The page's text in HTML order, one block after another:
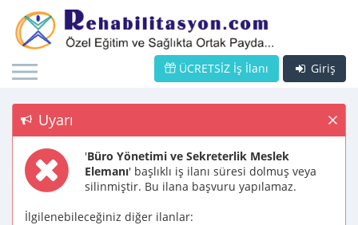
Giriş
ÜCRETSİZ İş İlanı
Uyarı
'Büro Yönetimi ve Sekreterlik Meslek
Elemanı' başlıklı iş ilanı süresi dolmuş veya
silinmiştir. Bu ilana başvuru yapılamaz.
İlgilenebileceğiniz diğer ilanlar: